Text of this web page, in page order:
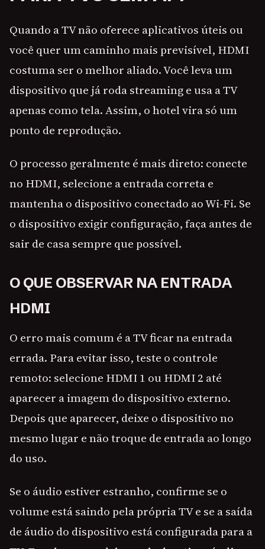
Quando a TV não oferece aplicativos úteis ou
você quer um caminho mais previsível, HDMI
costuma ser o melhor aliado. Você leva um
dispositivo que já roda streaming e usa a TV
apenas como tela. Assim, o hotel vira só um
ponto de reprodução.
O processo geralmente é mais direto: conecte
no HDMI, selecione a entrada correta e
mantenha o dispositivo conectado ao Wi-Fi. Se
o dispositivo exigir configuração, faça antes de
sair de casa sempre que possível.
O QUE OBSERVAR NA ENTRADA
HDMI
O erro mais comum é a TV ficar na entrada
errada. Para evitar isso, teste o controle
remoto: selecione HDMI 1 ou HDMI 2 até
aparecer a imagem do dispositivo externo.
Depois que aparecer, deixe o dispositivo no
mesmo lugar e não troque de entrada ao longo
do uso.
Se o áudio estiver estranho, confirme se o
volume está saindo pela própria TV e se a saída
de áudio do dispositivo está configurada para a